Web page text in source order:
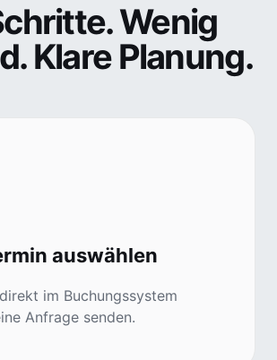
Wenig
Klare Planung.
auswählen
im Buchungssystem
Anfrage senden.